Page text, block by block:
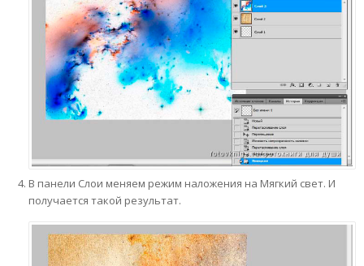
В панели Слои меняем режим наложения на Мягкий свет. И
получается такой результат.